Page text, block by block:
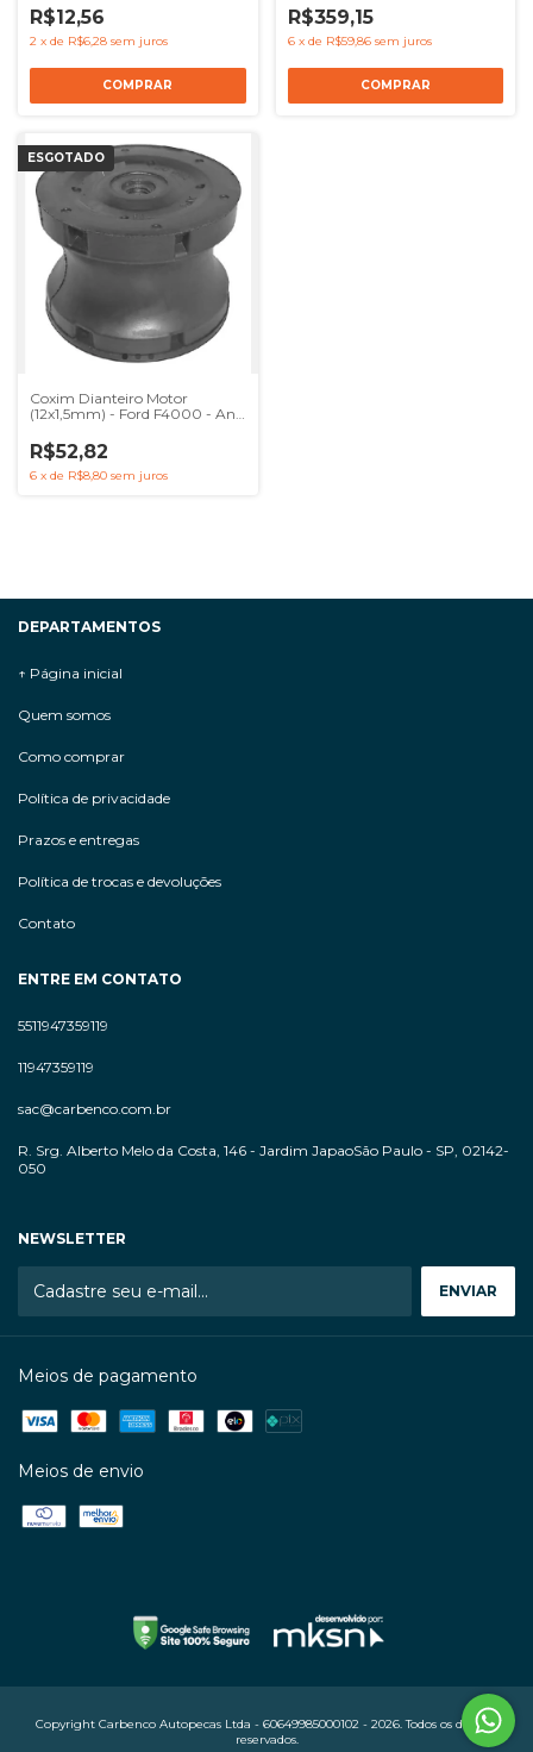
0000180233
R$12,56
2 x de R$6,28 sem juros
OM926
R$359,15
6 x de R$59,86 sem juros
ESGOTADO
Coxim Dianteiro Motor
(12x1,5mm) - Ford F4000 - Ano
R$52,82
6 x de R$8,80 sem juros
DEPARTAMENTOS
↑ Página inicial
Quem somos
Como comprar
Política de privacidade
Prazos e entregas
Política de trocas e devoluções
Contato
ENTRE EM CONTATO
5511947359119
11947359119
sac@carbenco.com.br
R. Srg. Alberto Melo da Costa, 146 - Jardim JapaoSão Paulo - SP, 02142-
050
NEWSLETTER
Meios de pagamento
Meios de envio
Copyright Carbenco Autopecas Ltda - 60649985000102 - 2026. Todos os direitos
reservados.